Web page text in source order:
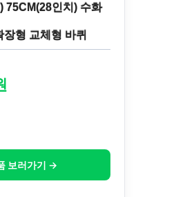
75CM(28인치) 수화
형 교체형 바퀴
보러가기 →